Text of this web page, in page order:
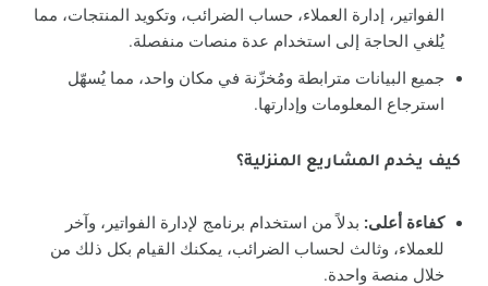
الفواتير، إدارة العملاء، حساب الضرائب، وتكويد المنتجات، مما
يُلغي الحاجة إلى استخدام عدة منصات منفصلة.
جميع البيانات مترابطة ومُخزّنة في مكان واحد، مما يُسهّل
استرجاع المعلومات وإدارتها.
كيف يخدم المشاريع المنزلية؟
كفاءة أعلى: بدلاً من استخدام برنامج لإدارة الفواتير، وآخر
للعملاء، وثالث لحساب الضرائب، يمكنك القيام بكل ذلك من
خلال منصة واحدة.